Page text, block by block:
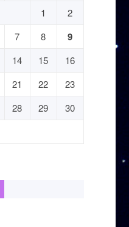
1
2
7 8 9
14 15
16
21 22
23
28 29
30